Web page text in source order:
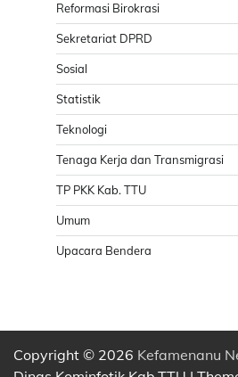
Reformasi Birokrasi
Sekretariat DPRD
Sosial
Statistik
Teknologi
Tenaga Kerja dan Transmigrasi
TP PKK Kab. TTU
Umum
Upacara Bendera
Copyright © 2026 Kefamenanu